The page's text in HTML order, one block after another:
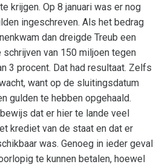
krijgen. Op 8 januari was er nog
ingeschreven. Als het bedrag
dan dreigde Treub een
van 150 miljoen tegen
3 procent. Dat had resultaat. Zelfs
want op de sluitingsdatum
gulden te hebben opgehaald.
dat er hier te lande veel
krediet van de staat en dat er
was. Genoeg in ieder geval
te kunnen betalen, hoewel